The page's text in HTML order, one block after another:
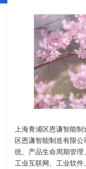
上海青浦区恩谦智能
区恩谦智能制造有限
统、产品生命周期管理
工业互联网、工业软